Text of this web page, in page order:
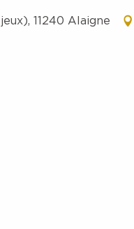
11240 Alaigne